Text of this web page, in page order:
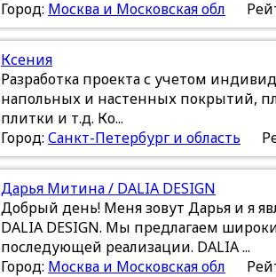
Город: Москва и Московская обл
Ксения
Разработка проекта с учетом
напольных и настенных покрытий,
плитки и т.д. Ко...
Город: Санкт-Петербург и область
Дарья Митина / DALIA DESIGN
Добрый день! Меня зовут Дарья и я
DALIA DESIGN. Мы предлагаем
последующей реализации. DALIA ...
Город: Москва и Московская обл